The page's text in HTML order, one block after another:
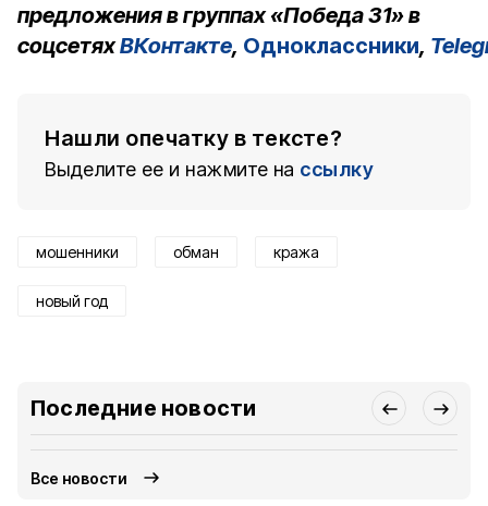
предложения в группах «Победа 31» в
соцсетяхВКонтакте, Одноклассники,
Нашли опечатку в тексте?
Выделите ее и нажмите на ссылку
мошенники обман кража
новый год
Последние новости
Все новости